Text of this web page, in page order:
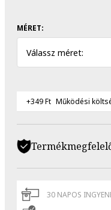
MÉRET:
Válassz méret:
+349 Ft Működési
30 NAPOS